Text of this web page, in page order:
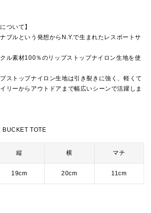
ついて】
ブルという発想からN.Y.で生まれたレスポートサ
ル素材100％のリップストップナイロン生地を使
ストップナイロン生地は引き裂きに強く、軽くて
リーからアウトドアまで幅広いシーンで活躍しま
BUCKET TOTE
縦 横 マチ
19cm 20cm 11cm